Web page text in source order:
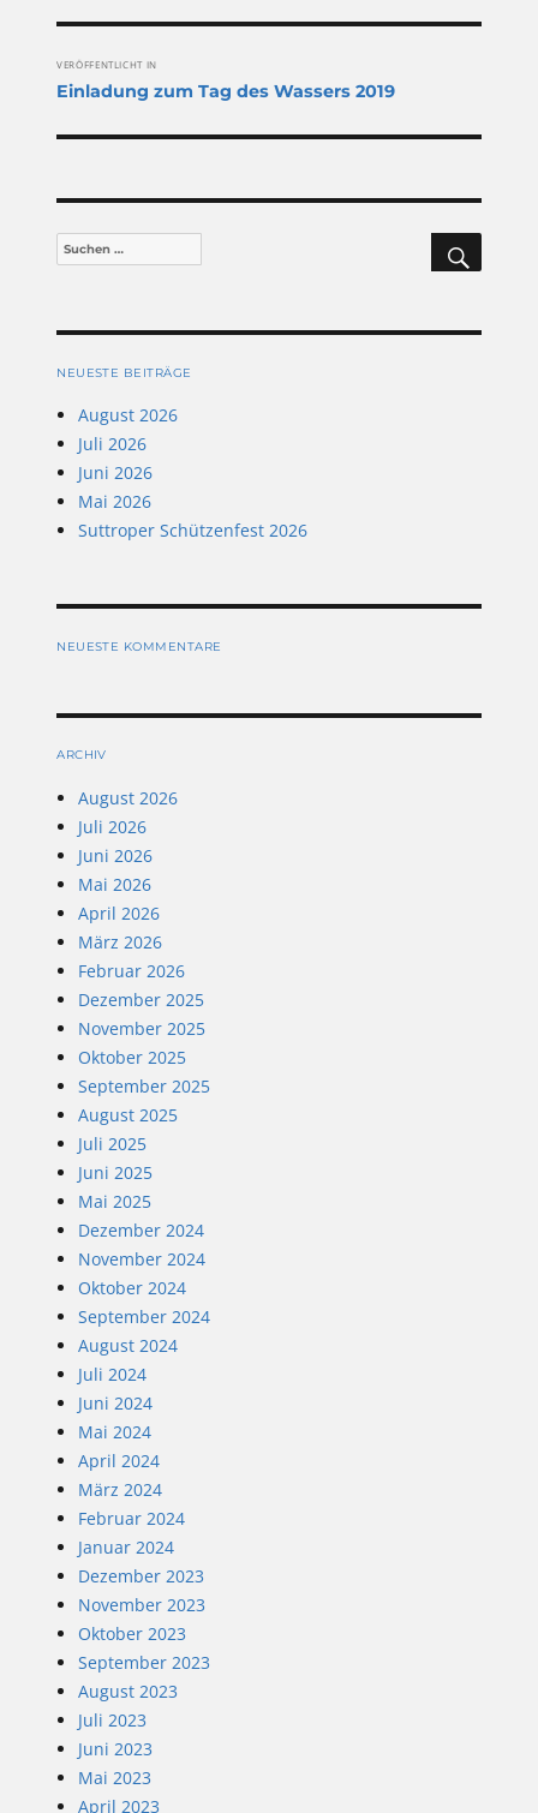
VERÖFFENTLICHT IN
Einladung zum Tag des Wassers 2019
Suchen
SUCHEN
NEUESTE BEITRÄGE
August 2026
Juli 2026
Juni 2026
Mai 2026
Suttroper Schützenfest 2026
NEUESTE KOMMENTARE
ARCHIV
August 2026
Juli 2026
Juni 2026
Mai 2026
April 2026
März 2026
Februar 2026
Dezember 2025
November 2025
Oktober 2025
September 2025
August 2025
Juli 2025
Juni 2025
Mai 2025
Dezember 2024
November 2024
Oktober 2024
September 2024
August 2024
Juli 2024
Juni 2024
Mai 2024
April 2024
März 2024
Februar 2024
Januar 2024
Dezember 2023
November 2023
Oktober 2023
September 2023
August 2023
Juli 2023
Juni 2023
Mai 2023
April 2023